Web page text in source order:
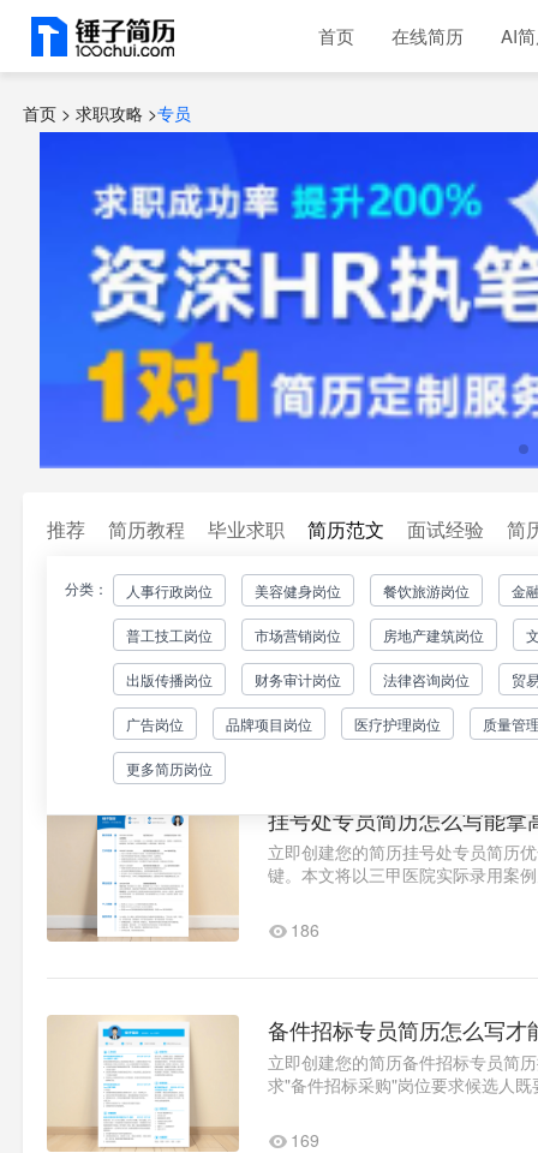
首页 在线简历 AI
首页 > 求职攻略 >专员
推荐 简历教程 毕业求职 简历范文
分类： 人事行政岗位 美容健身岗位 餐饮旅游岗位 金
普工技工岗位 市场营销岗位 房地产建筑岗位
出版传播岗位 财务审计岗位 法律咨询岗位 贸
广告岗位 品牌项目岗位 医疗护理岗位 质量管
更多简历岗位
面试经验 简
5套专业人事专员简历模板
立即创建您的简历人事专员简历撰
场中，一份优秀的人事专员简历需
格证书实操经验呈现：重点..1
331
挂号处专员简历怎么写能拿
立即创建您的简历挂号处专员简历
键。本文将以三甲医院实际录用案
186
备件招标专员简历怎么写才
立即创建您的简历备件招标专员简
求"备件招标采购"岗位要求候选人
169